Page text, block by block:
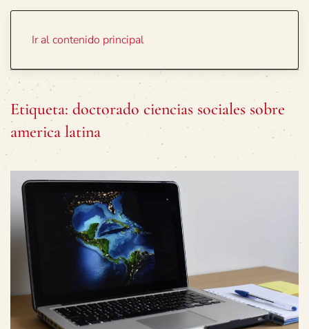
Ir al contenido principal
Etiqueta: doctorado ciencias sociales sobre
america latina